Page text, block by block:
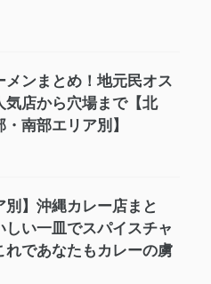
メンまとめ！地元民オス
気店から穴場まで【北
南部エリア別】
別】沖縄カレー店まと
しい一皿でスパイスチャ
れであなたもカレーの虜